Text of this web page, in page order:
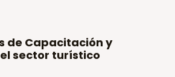
de Capacitación y
sector turístico